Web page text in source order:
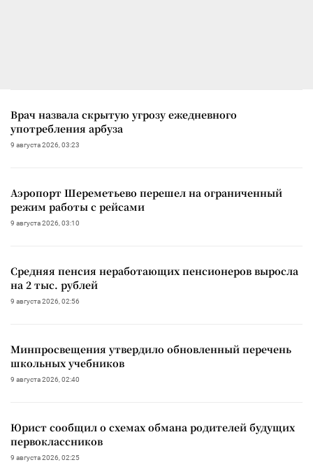
Врач назвала скрытую угрозу ежедневного
употребления арбуза
9 августа 2026, 03:23
Аэропорт Шереметьево перешел на ограниченный
режим работы с рейсами
9 августа 2026, 03:10
Средняя пенсия неработающих пенсионеров выросла
на 2 тыс. рублей
9 августа 2026, 02:56
Минпросвещения утвердило обновленный перечень
школьных учебников
9 августа 2026, 02:40
Юрист сообщил о схемах обмана родителей будущих
первоклассников
9 августа 2026, 02:25